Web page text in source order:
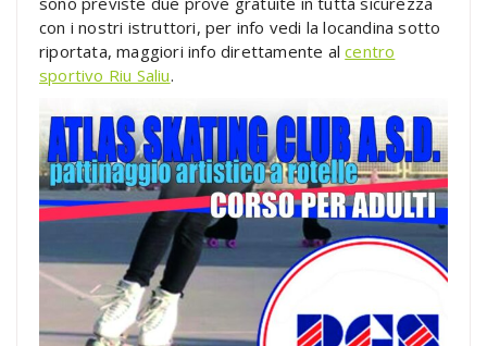
con i nostri istruttori, per info vedi la locandina sotto
riportata, maggiori info direttamente alcentro
sportivo Riu Saliu.